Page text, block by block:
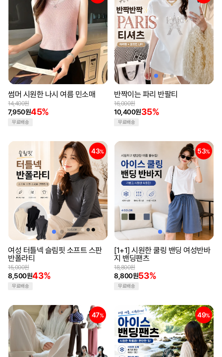
썸머 시원한 나시 여름 민소매
7,950원45%
14,400원
무료배송
반짝이는 파리 반팔티
10,400원35%
16,000원
무료배송
43%
여성 터틀넥 슬림핏 소프트 스판
반폴라티
8,500원43%
15,000원
무료배송
53%
[1+1] 시원한 쿨링 밴딩 여성반바
지 밴딩팬츠
8,800원53%
18,800원
무료배송
47% 49%